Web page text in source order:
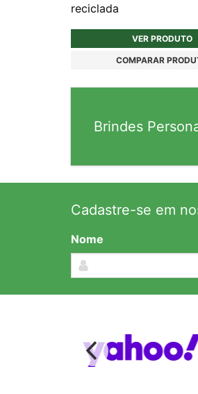
reciclada
VER PRODUTO
COMPARAR
Brindes
Cadastre-se em
Nome